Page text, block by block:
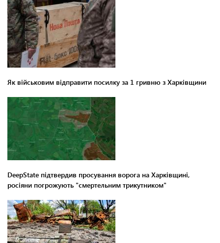
Як військовим відправити посилку за 1 гривню з Харківщини
DeepState підтвердив просування ворога на Харківщині,
росіяни погрожують "смертельним трикутником"